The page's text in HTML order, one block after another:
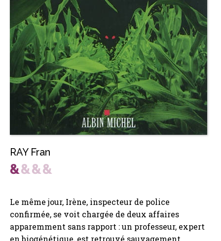
RAY Fran
Le même jour, Irène, inspecteur de police
confirmée, se voit chargée de deux affaires
apparemment sans rapport : un professeur, expert
en biogénétique, est retrouvé sauvagement